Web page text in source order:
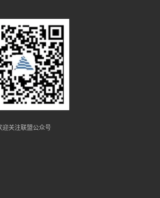
迎关注联盟公众号